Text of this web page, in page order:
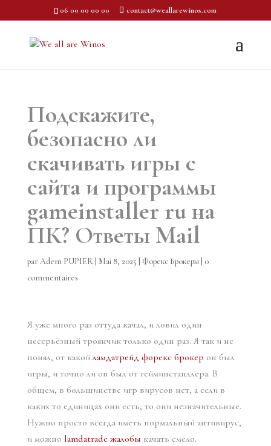
06 00 00 00 00 contact@weallarewinos.com
Подскажите,
безопасно ли
скачивать игры с
сайта и программы
gameinstaller ru на
ПК? Ответы Mail
parAdem PUPIER| Mai 8, 2025 Форекс Брокеры| 0
commentaires
Я уже много раз оттуда качал, и ловил один
несерьёзный троянчик только один раз. Я так и не
понял, от какойламдатрейд форекс брокер он был
игры, и точно ли он был от гейминстанллера. В
общем, в большинстве игр вирусов нет, а если в
каких то единицах они есть, то они незначительные.
Нужно просто всегда иметь нормальный антивирус,
и можно lamdatrade жалобы качать смело.